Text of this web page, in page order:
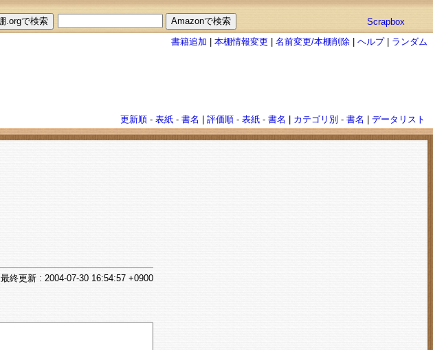
Scrapbox
書籍追加 |本棚情報変更 |名前変更/本棚削除 |ヘルプ| ランダム
更新順 -表紙 -書名 |評価順 -表紙 -書名 カテゴリ別 -書名 |データリスト
最終更新: 2004-07-30 16:54:57 +0900